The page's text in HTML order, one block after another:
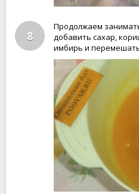
8
Продолжаем
добавить сахар,
имбирь и